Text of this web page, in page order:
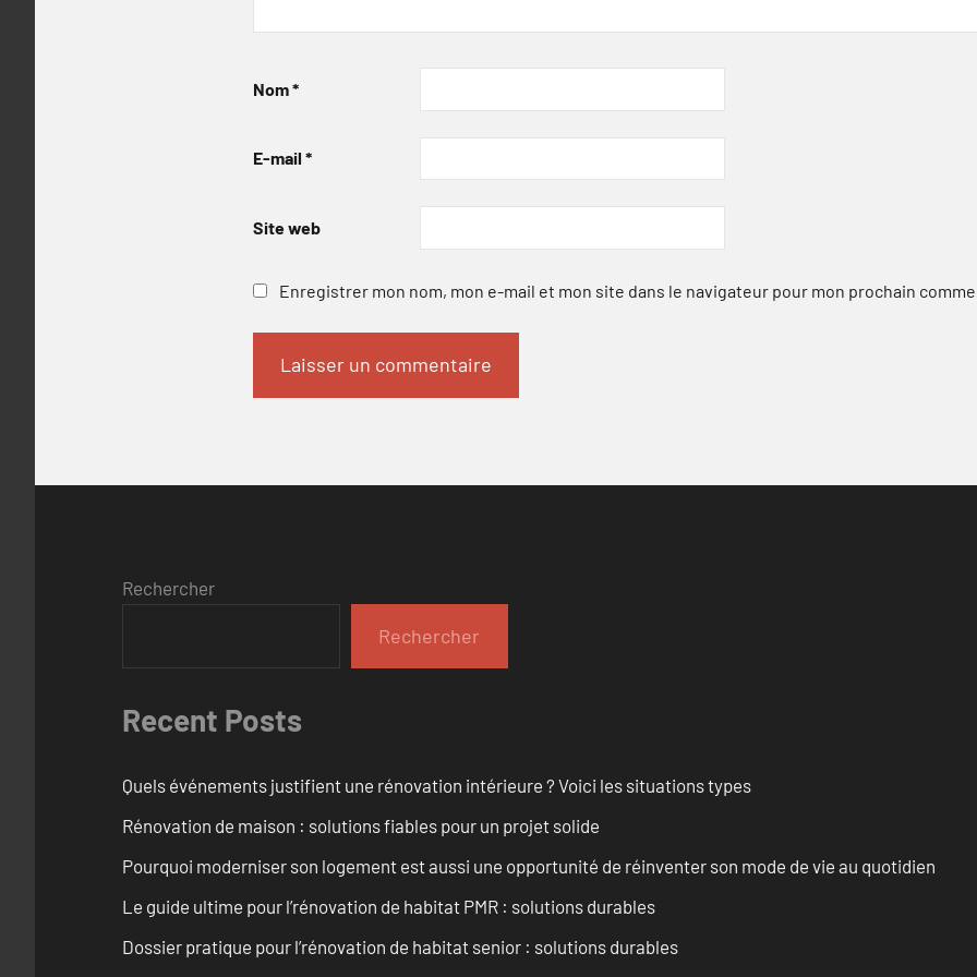
Nom*
E-mail *
Site web
Enregistrer mon nom, mon e-mail et mon site dans le navigateur pour mon prochain
Rechercher
Rechercher
Recent Posts
Quels événements justifient une rénovation intérieure ? Voici les situations types
Rénovation de maison : solutions fiables pour un projet solide
Pourquoi moderniser son logement est aussi une opportunité de réinventer son mode de vie au quotidien
Le guide ultime pour l’rénovation de habitat PMR : solutions durables
Dossier pratique pour l’rénovation de habitat senior : solutions durables